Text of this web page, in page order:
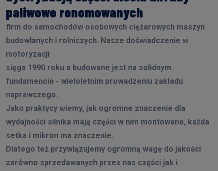
paliwowe renomowanych
firm do samochodów osobowych ciężarowych maszyn
budowlanych i rolniczych. Nasze doświadczenie w
motoryzacji
sięga 1990 roku a budowane jest na solidnym
fundamencie - wieloletnim prowadzeniu zakładu
naprawczego.
Jako praktycy wiemy, jak ogromne znaczenie dla
wydajności silnika mają części w nim montowane, każda
setka i mikron ma znaczenie.
Dlatego też przywiązujemy ogromną wagę do jakości
zarówno sprzedawanych przez nas części jak i